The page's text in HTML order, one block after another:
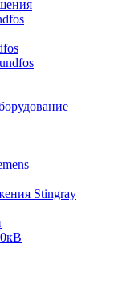
Stingray